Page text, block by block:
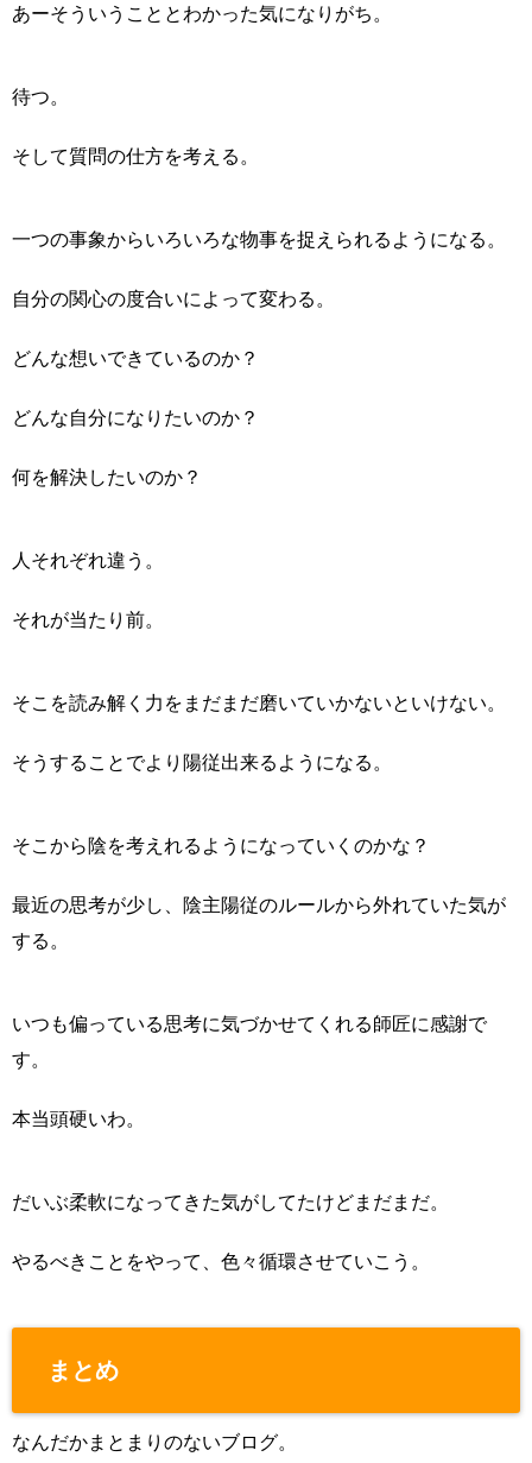
あーそういうこととわかった気になりがち。
待つ。
そして質問の仕方を考える。
一つの事象からいろいろな物事を捉えられるようになる。
自分の関心の度合いによって変わる。
どんな想いできているのか？
どんな自分になりたいのか？
何を解決したいのか？
人それぞれ違う。
それが当たり前。
そこを読み解く力をまだまだ磨いていかないといけない。
そうすることでより陽従出来るようになる。
そこから陰を考えれるようになっていくのかな？
最近の思考が少し、陰主陽従のルールから外れていた気が
する。
いつも偏っている思考に気づかせてくれる師匠に感謝で
す。
本当頭硬いわ。
だいぶ柔軟になってきた気がしてたけどまだまだ。
やるべきことをやって、色々循環させていこう。
まとめ
なんだかまとまりのないブログ。